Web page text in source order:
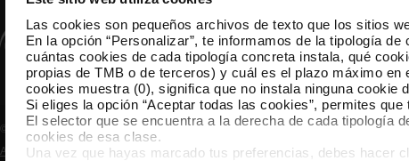
Las cookies son pequeños archivos de texto que los sitios
En la opción “Personalizar”, te informamos de la tipología
cuántas cookies de cada tipología concreta instala, qué
propias de TMB o de terceros) y cuál es el plazo máximo
cookies muestra (0), significa que no instala ninguna cookie
Si eliges la opción “Aceptar todas las cookies”, permites
El selector que se encuentra a la derecha de cada tipología
cookies de esa clase.
Una vez que hayas marcado tus preferencias, debes hacer
Conócenos
© Grupo TMB - Todos los derechos reservados
Aviso legal
Política de privacidad Política de cookies Gestor de cookies